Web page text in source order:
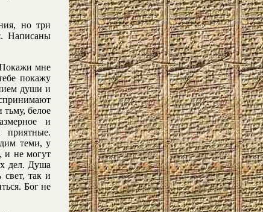
но три
Написаны
мне
покажу
души и
тьму, белое
и
приятные.
теми, у
и не могут
дел. Душа
свет, так и
Бог не